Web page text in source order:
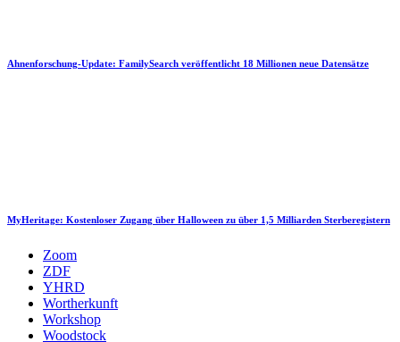
Ahnenforschung-Update: FamilySearch veröffentlicht 18 Millionen neue Datensätze
MyHeritage: Kostenloser Zugang über Halloween zu über 1,5 Milliarden Sterberegistern
Zoom
ZDF
YHRD
Wortherkunft
Workshop
Woodstock